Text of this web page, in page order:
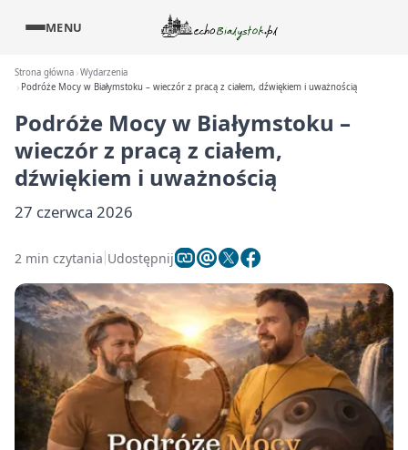
MENU
Strona główna Wydarzenia
Podróże Mocy w Białymstoku – wieczór z pracą z ciałem, dźwiękiem i uważnością
Podróże Mocy w Białymstoku –
wieczór z pracą z ciałem,
dźwiękiem i uważnością
27 czerwca 2026
2 min czytania Udostępnij